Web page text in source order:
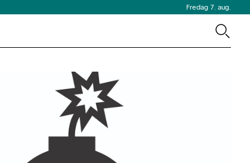
Fredag 7. aug.